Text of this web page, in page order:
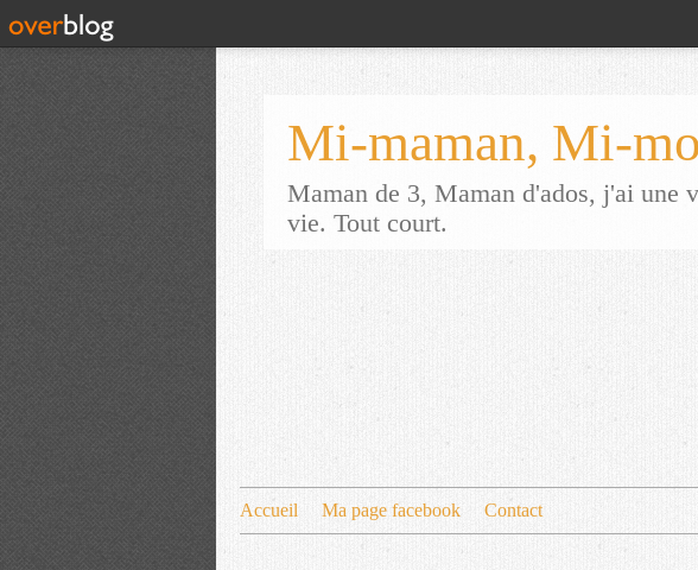
Mi-maman, Mi-
Maman de 3, Maman d'ados, j'ai une
vie. Tout court.
Accueil Ma page facebook Contact